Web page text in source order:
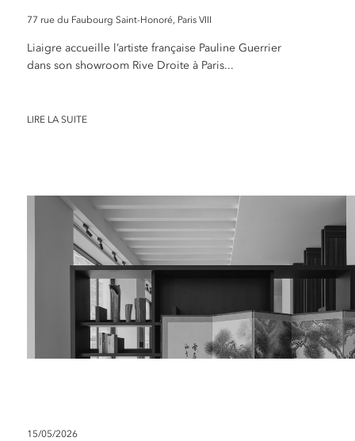
77 rue du Faubourg Saint-Honoré, Paris VIII
Liaigre accueille l’artiste française Pauline Guerrier
dans son showroom Rive Droite à Paris...
LIRE LA SUITE
15/05/2026